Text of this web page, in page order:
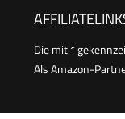
Die mit *
Als Amazon-